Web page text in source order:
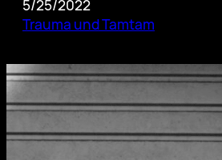
5/25/2022
Trauma und Tamtam